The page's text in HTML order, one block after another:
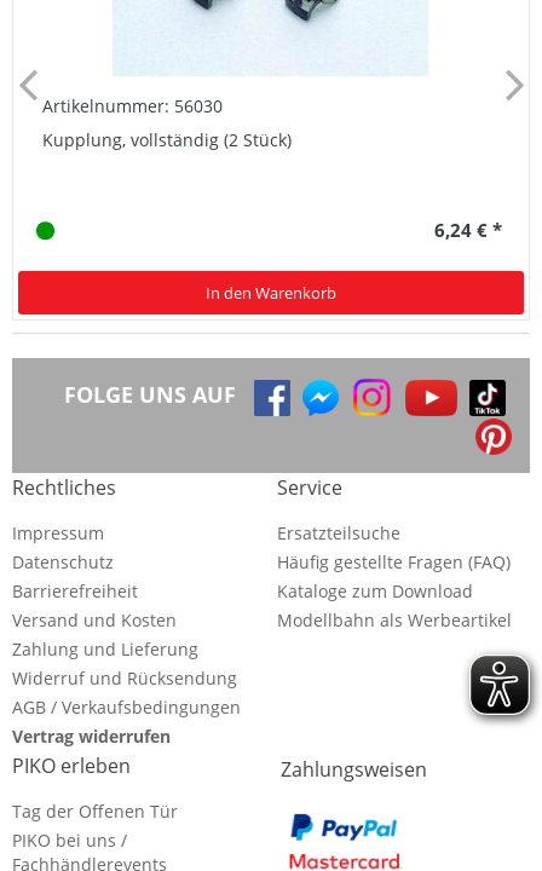
Artikelnummer: 56030
Kupplung, vollständig (2 Stück)
6,24 € *
In den Warenkorb
FOLGE UNS AUF
Rechtliches
Impressum
Datenschutz
Barrierefreiheit
Versand und Kosten
Zahlung und Lieferung
Widerruf und Rücksendung
AGB / Verkaufsbedingungen
Vertrag widerrufen
Service
Ersatzteilsuche
Häufig gestellte Fragen (FAQ)
Kataloge zum Download
Modellbahn als Werbeartikel
PIKO erleben
Tag der Offenen Tür
PIKO bei uns /
Fachhändlerevents
Zahlungsweisen